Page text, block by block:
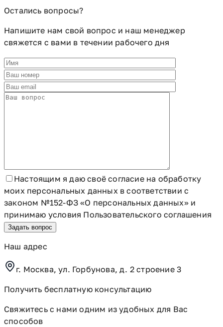
Остались вопросы?
Напишите нам свой вопрос и наш менеджер
свяжется с вами в течении рабочего дня
Настоящим я даю своё согласие на обработку
моих персональных данных в соответствии с
законом №152-ФЗ «О персональных данных» и
принимаю условия Пользовательского соглашения
Наш адрес
г. Москва, ул. Горбунова, д. 2 строение 3
Получить бесплатную консультацию
Свяжитесь с нами одним из удобных для Вас
способов